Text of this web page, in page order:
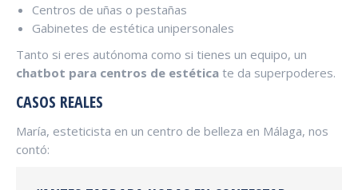
Centros de uñas o pestañas
Gabinetes de estética unipersonales
Tanto si eres autónoma como si tienes un equipo, un
chatbot para centros de estética te da superpoderes.
CASOS REALES
María, esteticista en un centro de belleza en Málaga, nos
contó: